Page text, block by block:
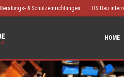
Beratungs- & Schutzeinrichtungen BS Bau intern
HOME